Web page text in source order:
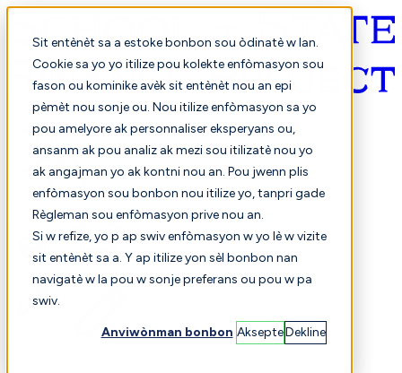
Sit entènèt sa a estoke bonbon sou òdinatè w lan.
Cookie sa yo yo itilize pou kolekte enfòmasyon sou
fason ou kominike avèk sit entènèt nou an epi
pèmèt nou sonje ou. Nou itilize enfòmasyon sa yo
pou amelyore ak personnaliser eksperyans ou,
ansanm ak pou analiz ak mezi sou itilizatè nou yo
ak angajman yo ak kontni nou an. Pou jwenn plis
enfòmasyon sou bonbon nou itilize yo, tanpri gade
Règleman sou enfòmasyon prive nou an.
Si w refize, yo p ap swiv enfòmasyon w yo lè w vizite
sit entènèt sa a. Y ap itilize yon sèl bonbon nan
navigatè w la pou w sonje preferans ou pou w pa
swiv.
Anviwònman bonbon AksepteDekline
Kreyòl ayisyen
Konparezon